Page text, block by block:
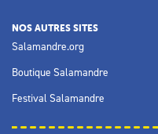
NOS AUTRES SITES
Salamandre.org
Boutique Salamandre
Festival Salamandre